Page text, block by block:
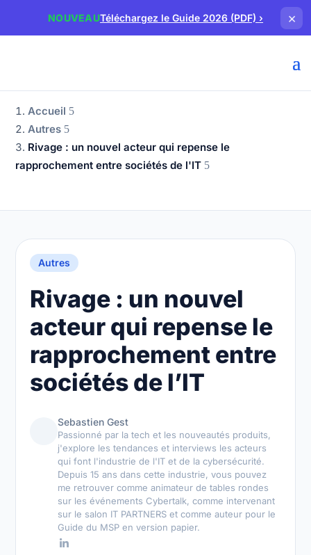
NOUVEAUTéléchargez le Guide 2026 (PDF)› ×
Accueil
Autres
Rivage : un nouvel acteur qui repense le
rapprochement entre sociétés de l'IT
Autres
Rivage : un nouvel
acteur qui repense le
rapprochement entre
sociétés de l’IT
Sebastien Gest
Passionné par la tech et les nouveautés produits,
j'explore les tendances et interviews les acteurs
qui font l'industrie de l'IT et de la cybersécurité.
Depuis 15 ans dans cette industrie, vous pouvez
me retrouver comme animateur de tables rondes
sur les événements Cybertalk, comme intervenant
sur le salon IT PARTNERS et comme auteur pour le
Guide du MSP en version papier.